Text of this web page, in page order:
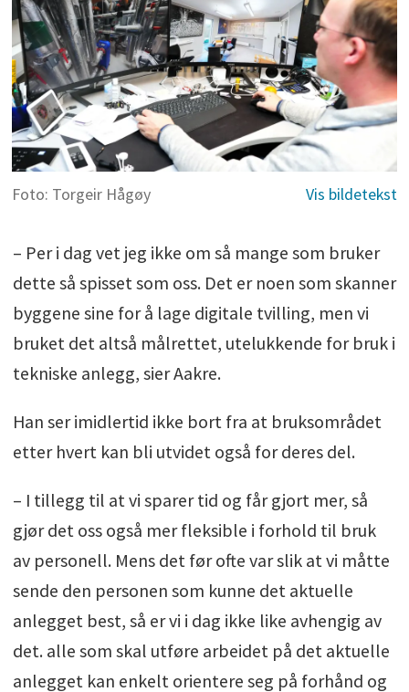
Foto: Torgeir Hågøy
– Per i dag vet jeg ikke om så mange som bruker
dette så spisset som oss. Det er noen som skanner
byggene sine for å lage digitale tvilling, men vi
bruket det altså målrettet, utelukkende for bruk i
tekniske anlegg, sier Aakre.
Han ser imidlertid ikke bort fra at bruksområdet
etter hvert kan bli utvidet også for deres del.
– I tillegg til at vi sparer tid og får gjort mer, så
gjør det oss også mer fleksible i forhold til bruk
av personell. Mens det før ofte var slik at vi måtte
sende den personen som kunne det aktuelle
anlegget best, så er vi i dag ikke like avhengig av
det. alle som skal utføre arbeidet på det aktuelle
anlegget kan enkelt orientere seg på forhånd og